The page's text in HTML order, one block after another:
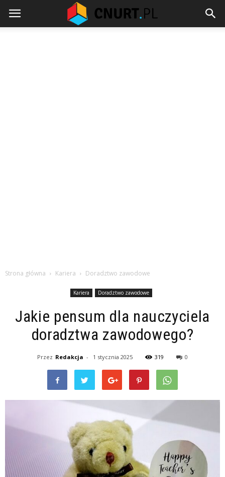
Strona główna Kariera Doradztwo zawodowe
Kariera Doradztwo zawodowe
Jakie pensum dla nauczyciela
doradztwa zawodowego?
Przez Redakcja - 1 stycznia 2025 319 0